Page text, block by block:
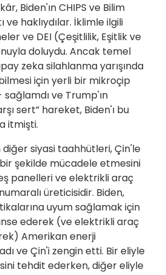
Biden'ın CHIPS ve Bilim
ve haklıydılar. İklimle ilgili
ve DEI (Çeşitlilik, Eşitlik ve
doluydu. Ancak temel
zeka silahlanma yarışında
için yerli bir mikroçip
ve Trump'ın
sert” hareket, Biden'ı bu
itmişti.
diğer siyasi taahhütleri, Çin'le
şekilde mücadele etmesini
panelleri ve elektrikli araç
üreticisidir. Biden,
uyum sağlamak için
ederek (ve elektrikli araç
Amerikan enerji
ve Çin'i zengin etti. Bir eliyle
tehdit ederken, diğer eliyle